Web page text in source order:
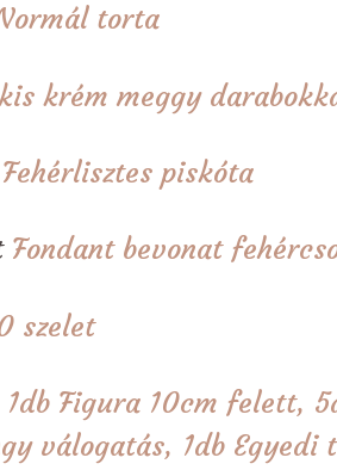
torta
krém meggy
Fehérlisztes piskóta
Fondant bevonat
szelet
1db Figura 10cm felett,
válogatás, 1db